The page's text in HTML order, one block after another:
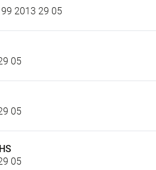
2013 29 05
05
05
05